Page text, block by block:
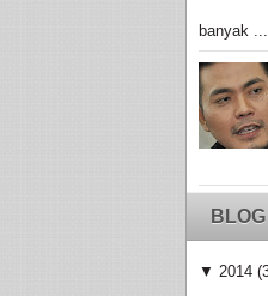
banyak ...
▼ 2014